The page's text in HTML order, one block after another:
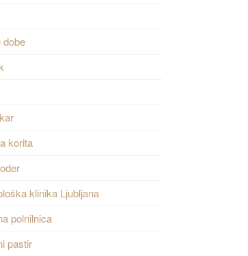
dobe
korita
klinika Ljubljana
polnilnica
pastir